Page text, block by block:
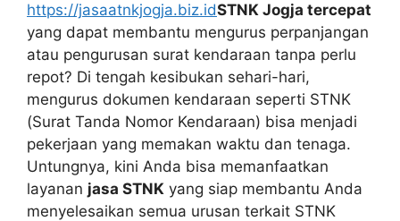
https://jasaatnkjogja.biz.idSTNK Jogja tercepat
yang dapat membantu mengurus perpanjangan
atau pengurusan surat kendaraan tanpa perlu
repot? Di tengah kesibukan sehari-hari,
mengurus dokumen kendaraan seperti STNK
(Surat Tanda Nomor Kendaraan) bisa menjadi
pekerjaan yang memakan waktu dan tenaga.
Untungnya, kini Anda bisa memanfaatkan
layanan jasa STNK yang siap membantu Anda
menyelesaikan semua urusan terkait STNK